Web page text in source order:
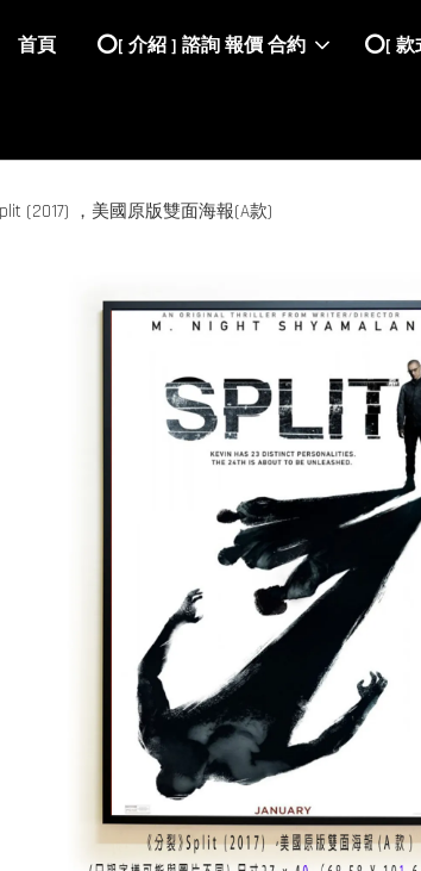
首頁 ⭕️[ 介紹 ] 諮詢 報價 合約 ⭕️[ 款
(2017) ，美國原版雙面海報(A款)